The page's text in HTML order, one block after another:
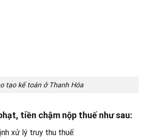
tạo kế toán ở Thanh Hóa
tiền chậm nộp thuế như sau:
xử lý truy thu thuế: